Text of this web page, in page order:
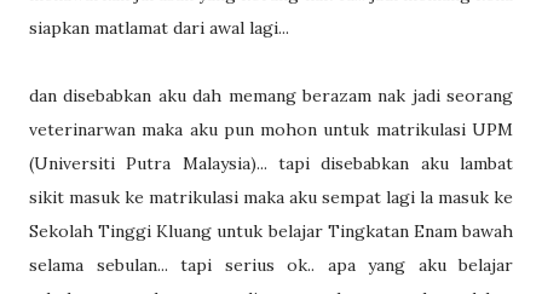
siapkan matlamat dari awal lagi...
dan disebabkan aku dah memang berazam nak jadi seorang
veterinarwan maka aku pun mohon untuk matrikulasi UPM
(Universiti Putra Malaysia)... tapi disebabkan aku lambat
sikit masuk ke matrikulasi maka aku sempat lagi la masuk ke
Sekolah Tinggi Kluang untuk belajar Tingkatan Enam bawah
selama sebulan... tapi serius ok.. apa yang aku belajar